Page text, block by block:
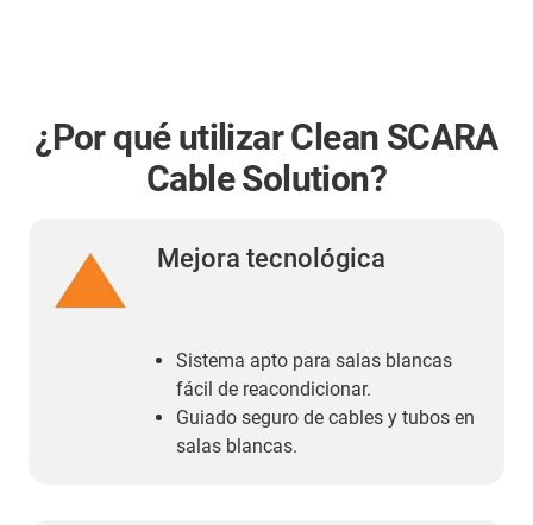
¿Por qué utilizar Clean SCARA
Cable Solution?
Mejora tecnológica
Sistema apto para salas blancas
fácil de reacondicionar.
Guiado seguro de cables y tubos en
salas blancas.